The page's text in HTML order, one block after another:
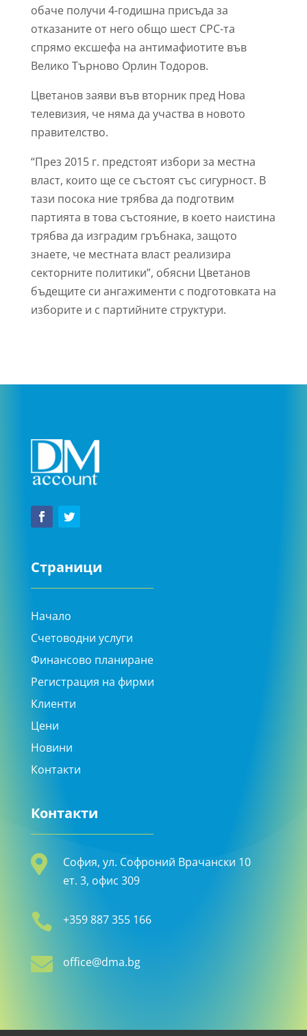
обаче получи 4-годишна присъда за
отказаните от него общо шест СРС-та
спрямо ексшефа на антимафиотите във
Велико Търново Орлин Тодоров.
Цветанов заяви във вторник пред Нова
телевизия, че няма да участва в новото
правителство.
“През 2015 г. предстоят избори за местна
власт, които ще се състоят със сигурност. В
тази посока ние трябва да подготвим
партията в това състояние, в което наистина
трябва да изградим гръбнака, защото
знаете, че местната власт реализира
секторните политики”, обясни Цветанов
бъдещите си ангажименти с подготовката на
изборите и с партийните структури.
Страници
Начало
Счетоводни услуги
Финансово планиране
Регистрация на фирми
Клиенти
Цени
Новини
Контакти
Контакти

София, ул. Софроний Врачански 10
ет. 3, офис 309
 +359 887 355 166
 office@dma.bg